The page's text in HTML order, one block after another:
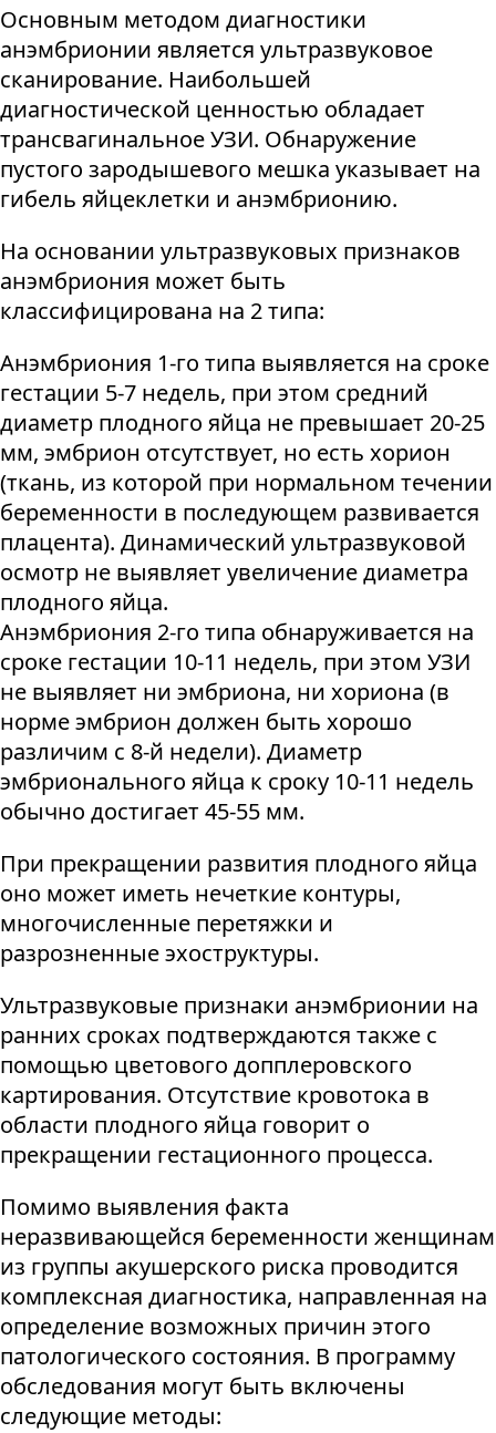
Основным методом диагностики
анэмбрионии является ультразвуковое
сканирование. Наибольшей
диагностической ценностью обладает
трансвагинальное УЗИ. Обнаружение
пустого зародышевого мешка указывает на
гибель яйцеклетки и анэмбрионию.
На основании ультразвуковых признаков
анэмбриония может быть
классифицирована на 2 типа:
Анэмбриония 1-го типа выявляется на сроке
гестации 5-7 недель, при этом средний
диаметр плодного яйца не превышает 20-25
мм, эмбрион отсутствует, но есть хорион
(ткань, из которой при нормальном течении
беременности в последующем развивается
плацента). Динамический ультразвуковой
осмотр не выявляет увеличение диаметра
плодного яйца.
Анэмбриония 2-го типа обнаруживается на
сроке гестации 10-11 недель, при этом УЗИ
не выявляет ни эмбриона, ни хориона (в
норме эмбрион должен быть хорошо
различим с 8-й недели). Диаметр
эмбрионального яйца к сроку 10-11 недель
обычно достигает 45-55 мм.
При прекращении развития плодного яйца
оно может иметь нечеткие контуры,
многочисленные перетяжки и
разрозненные эхоструктуры.
Ультразвуковые признаки анэмбрионии на
ранних сроках подтверждаются также с
помощью цветового допплеровского
картирования. Отсутствие кровотока в
области плодного яйца говорит о
прекращении гестационного процесса.
Помимо выявления факта
неразвивающейся беременности женщинам
из группы акушерского риска проводится
комплексная диагностика, направленная на
определение возможных причин этого
патологического состояния. В программу
обследования могут быть включены
следующие методы: